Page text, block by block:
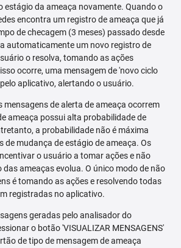
estágio da ameaça novamente. Quando o
encontra um registro de ameaça que já
de checagem (3 meses) passado desde
automaticamente um novo registro de
o resolva, tomando as ações
ocorre, uma mensagem de 'novo ciclo
aplicativo, alertando o usuário.
mensagens de alerta de ameaça ocorrem
ameaça possui alta probabilidade de
a probabilidade não é máxima
de mudança de estágio de ameaça. Os
o usuário a tomar ações e não
das ameaças evolua. O único modo de não
é tomando as ações e resolvendo todas
registradas no aplicativo.
geradas pelo analisador do
o botão 'VISUALIZAR MENSAGENS'
de tipo de mensagem de ameaça